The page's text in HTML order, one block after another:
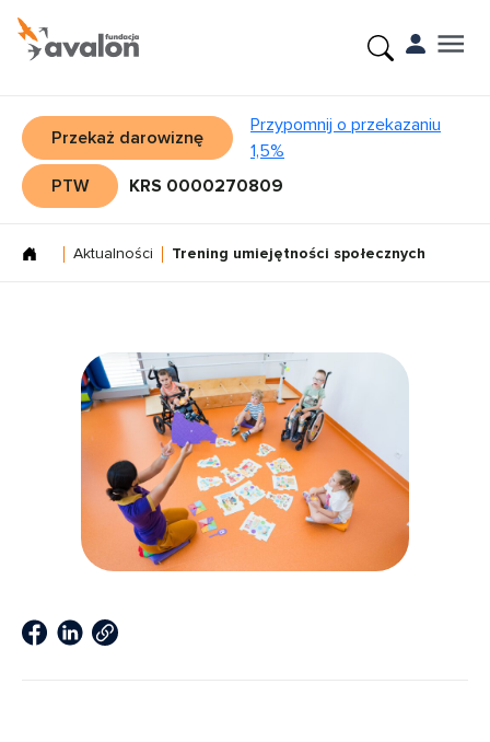
Przekaż darowiznę
Przypomnij o przekazaniu
1,5%
PTW
KRS 0000270809
Aktualności Trening umiejętności społecznych